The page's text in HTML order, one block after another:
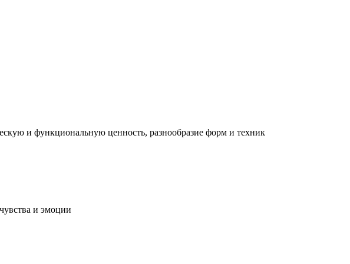
и функциональную ценность, разнообразие форм и техник
и эмоции